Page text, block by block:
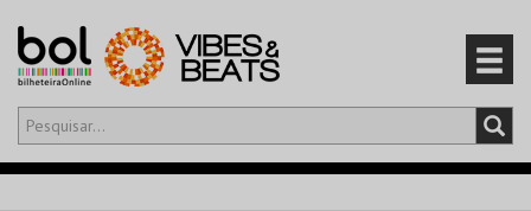
Olá,iniciar sessão